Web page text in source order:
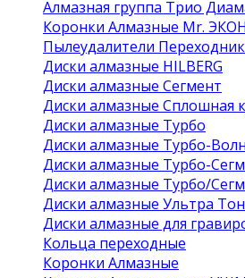
Алмазная группа Трио
Коронки Алмазные Mr.
Пылеудалители
Диски алмазные HILBERG
Диски алмазные Сегмент
Диски алмазные Сплошная
Диски алмазные Турбо
Диски алмазные Турбо-
Диски алмазные Турбо-
Диски алмазные Турбо/
Диски алмазные Ультра
Диски алмазные для
Кольца переходные
Коронки Алмазные